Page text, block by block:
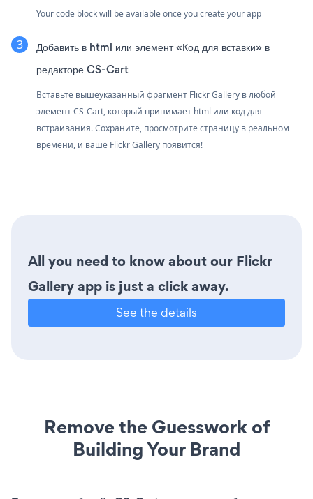
Your code block will be available once you create your app
Добавить в html или элемент «Код для вставки» в
редакторе CS-Cart
Вставьте вышеуказанный фрагмент Flickr Gallery в любой
элемент CS-Cart, который принимает html или код для
встраивания. Сохраните, просмотрите страницу в реальном
времени, и ваше Flickr Gallery появится!
All you need to know about our Flickr
Gallery app is just a click away.
See the details
Remove the Guesswork of
Building Your Brand